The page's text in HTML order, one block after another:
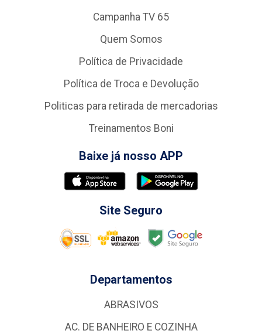
Campanha TV 65
Quem Somos
Política de Privacidade
Política de Troca e Devolução
Politicas para retirada de mercadorias
Treinamentos Boni
Baixe já nosso APP
Site Seguro
Departamentos
ABRASIVOS
AC. DE BANHEIRO E COZINHA